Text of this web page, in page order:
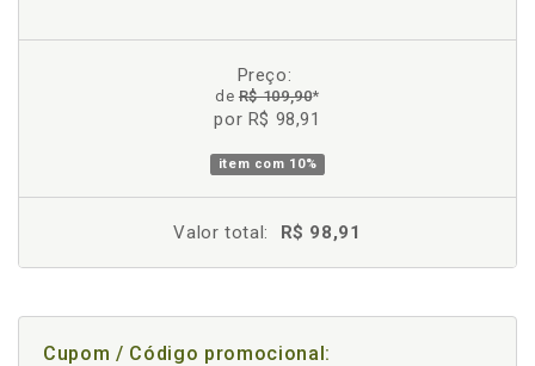
Preço:
deR$ 109,90*
por R$ 98,91
item com 10%
Valor total: R$ 98,91
Cupom / Código promocional: